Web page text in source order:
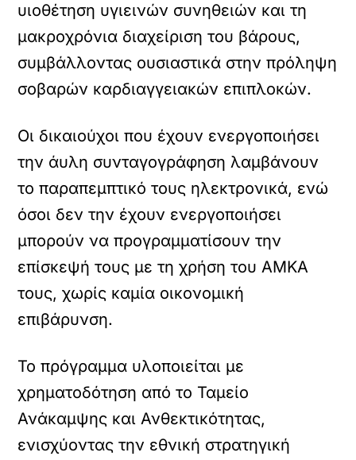
υιοθέτηση υγιεινών συνηθειών και τη
μακροχρόνια διαχείριση του βάρους,
συμβάλλοντας ουσιαστικά στην πρόληψη
σοβαρών καρδιαγγειακών επιπλοκών.
Οι δικαιούχοι που έχουν ενεργοποιήσει
την άυλη συνταγογράφηση λαμβάνουν
το παραπεμπτικό τους ηλεκτρονικά, ενώ
όσοι δεν την έχουν ενεργοποιήσει
μπορούν να προγραμματίσουν την
επίσκεψή τους με τη χρήση του ΑΜΚΑ
τους, χωρίς καμία οικονομική
επιβάρυνση.
Το πρόγραμμα υλοποιείται με
χρηματοδότηση από το Ταμείο
Ανάκαμψης και Ανθεκτικότητας,
ενισχύοντας την εθνική στρατηγική